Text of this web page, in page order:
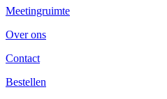
Meetingruimte
Over ons
Contact
Bestellen